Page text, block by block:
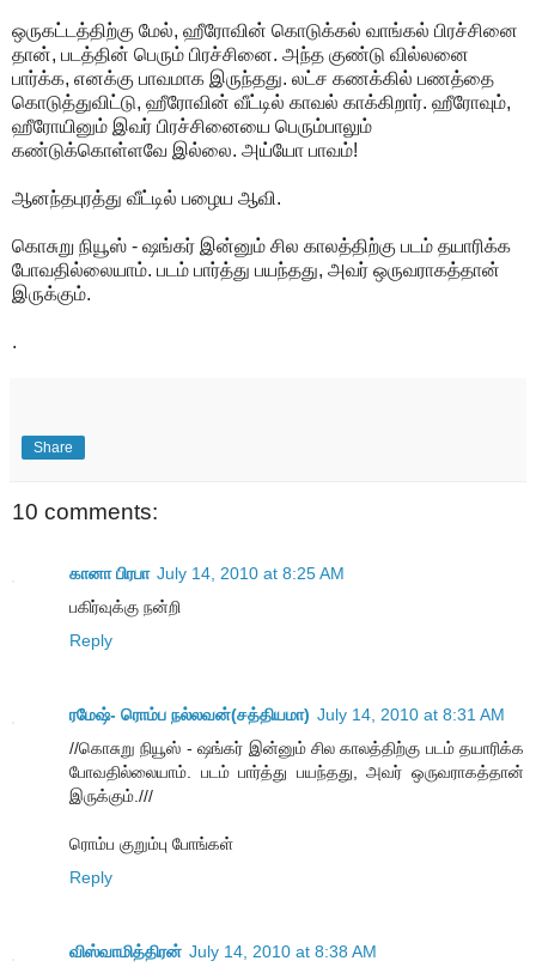
ஒருகட்டத்திற்கு மேல், ஹீரோவின் கொடுக்கல் வாங்கல் பிரச்சினை
தான், படத்தின் பெரும் பிரச்சினை. அந்த குண்டு வில்லனை
பார்க்க, எனக்கு பாவமாக இருந்தது. லட்ச கணக்கில் பணத்தை
கொடுத்துவிட்டு, ஹீரோவின் வீட்டில் காவல் காக்கிறார். ஹீரோவும்,
ஹீரோயினும் இவர் பிரச்சினையை பெரும்பாலும்
கண்டுக்கொள்ளவே இல்லை. அய்யோ பாவம்!
ஆனந்தபுரத்து வீட்டில் பழைய ஆவி.
கொசுறு நியூஸ் - ஷங்கர் இன்னும் சில காலத்திற்கு படம் தயாரிக்க
போவதில்லையாம். படம் பார்த்து பயந்தது, அவர் ஒருவராகத்தான்
இருக்கும்.
.
Share
10 comments:
கானா பிரபா July 14, 2010 at 8:25 AM
பகிர்வுக்கு நன்றி
Reply
ரமேஷ்- ரொம்ப நல்லவன்(சத்தியமா) July 14, 2010 at 8:31 AM
//கொசுறு நியூஸ் - ஷங்கர் இன்னும் சில காலத்திற்கு படம் தயாரிக்க
போவதில்லையாம். படம் பார்த்து பயந்தது, அவர் ஒருவராகத்தான்
இருக்கும்.///
ரொம்ப குறும்பு போங்கள்
Reply
விஸ்வாமித்திரன் July 14, 2010 at 8:38 AM